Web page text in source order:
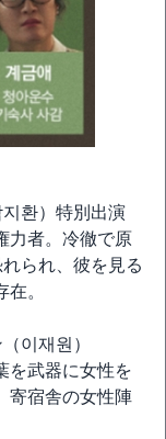
환）特別出演
力者。冷徹で原
られ、彼を見る
。
이재원）
を武器に女性を
寄宿舎の女性陣